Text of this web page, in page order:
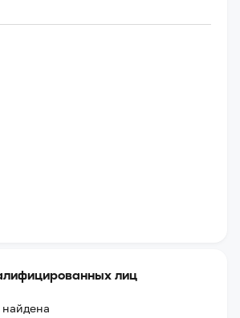
лиц